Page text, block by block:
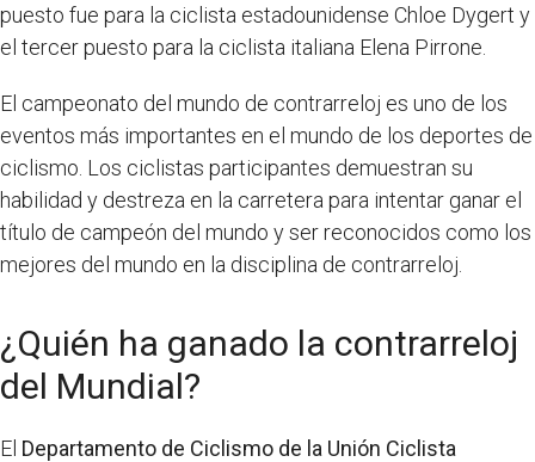
puesto fue para la ciclista estadounidense Chloe Dygert y
el tercer puesto para la ciclista italiana Elena Pirrone.
El campeonato del mundo de contrarreloj es uno de los
eventos más importantes en el mundo de los deportes de
ciclismo. Los ciclistas participantes demuestran su
habilidad y destreza en la carretera para intentar ganar el
título de campeón del mundo y ser reconocidos como los
mejores del mundo en la disciplina de contrarreloj.
¿Quién ha ganado la contrarreloj
del Mundial?
El Departamento de Ciclismo de la Unión Ciclista